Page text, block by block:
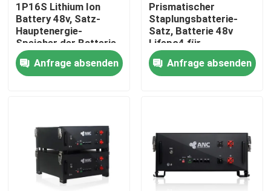
Startseite
Produkte
Fabrik Tour
Qualitätskontrolle
1P16S Lithium Ion
Battery 48v, Satz-
Hauptenergie-
Speicher der Batterie-
Lifepo4
Anfrage absenden
Prismatischer
Staplungsbatterie-
Satz, Batterie 48v
Lifepo4 für
Hauptgebrauch
Anfrage absenden